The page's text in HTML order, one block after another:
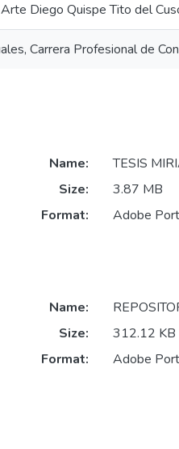
Diego Quispe Tito del
Carrera Profesional de
Name:
TESIS
Size:
3.87 MB
Format:
Adobe
Name:
Size:
312.12 KB
Format:
Adobe